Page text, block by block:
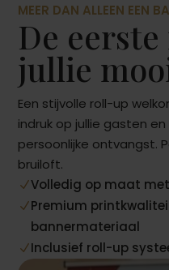
MEER DAN ALLEEN EEN
De
jullie
Een stijvolle roll-up
indruk op jullie gasten
persoonlijke ontvangst.
bruiloft.
NVolledig op maat
NPremium
bannermateriaal
NInclusief roll-up